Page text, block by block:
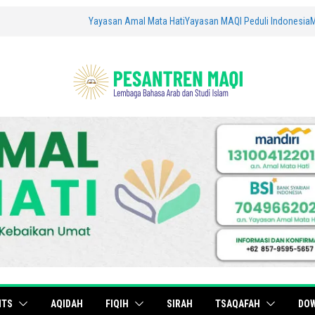
Yayasan Amal Mata HatiYayasan MAQI Peduli Indonesia
AQIDAH FIQIH SIRAH TSAQAFAH